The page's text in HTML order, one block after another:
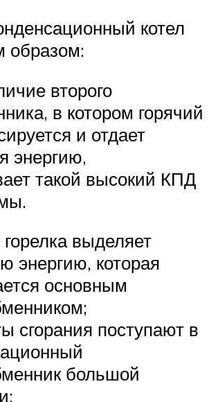
котел
образом:
второго
в котором горячий
и отдает
энергию,
такой высокий КПД
горелка выделяет
энергию, которая
основным
сгорания поступают в
большой